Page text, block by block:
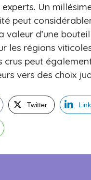
Un
peut
valeur d’une
les régions
crus peut
vers des choix
Twitter